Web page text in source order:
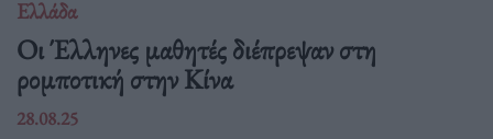
Ελλάδα
Οι Έλληνες μαθητές διέπρεψαν στη
ρομποτική στην Κίνα
28.08.25